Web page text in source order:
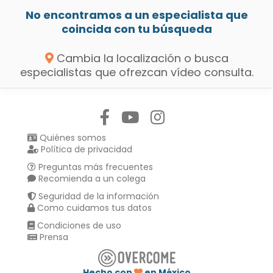
No encontramos a un especialista que
coincida con tu búsqueda
Cambia la localización o busca
especialistas que ofrezcan vídeo consulta.
Quiénes somos
Política de privacidad
Preguntas más frecuentes
Recomienda a un colega
Seguridad de la información
Como cuidamos tus datos
Condiciones de uso
Prensa